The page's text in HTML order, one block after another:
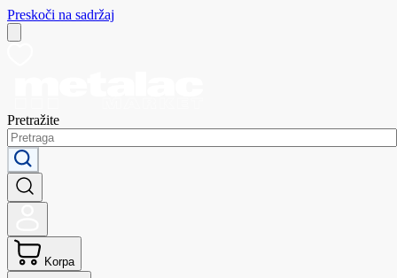
Preskoči na sadržaj
Pretražite
Korpa